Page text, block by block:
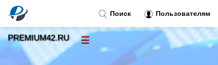
Поиск Пользователям
PREMIUM42.RU ☰
Новости